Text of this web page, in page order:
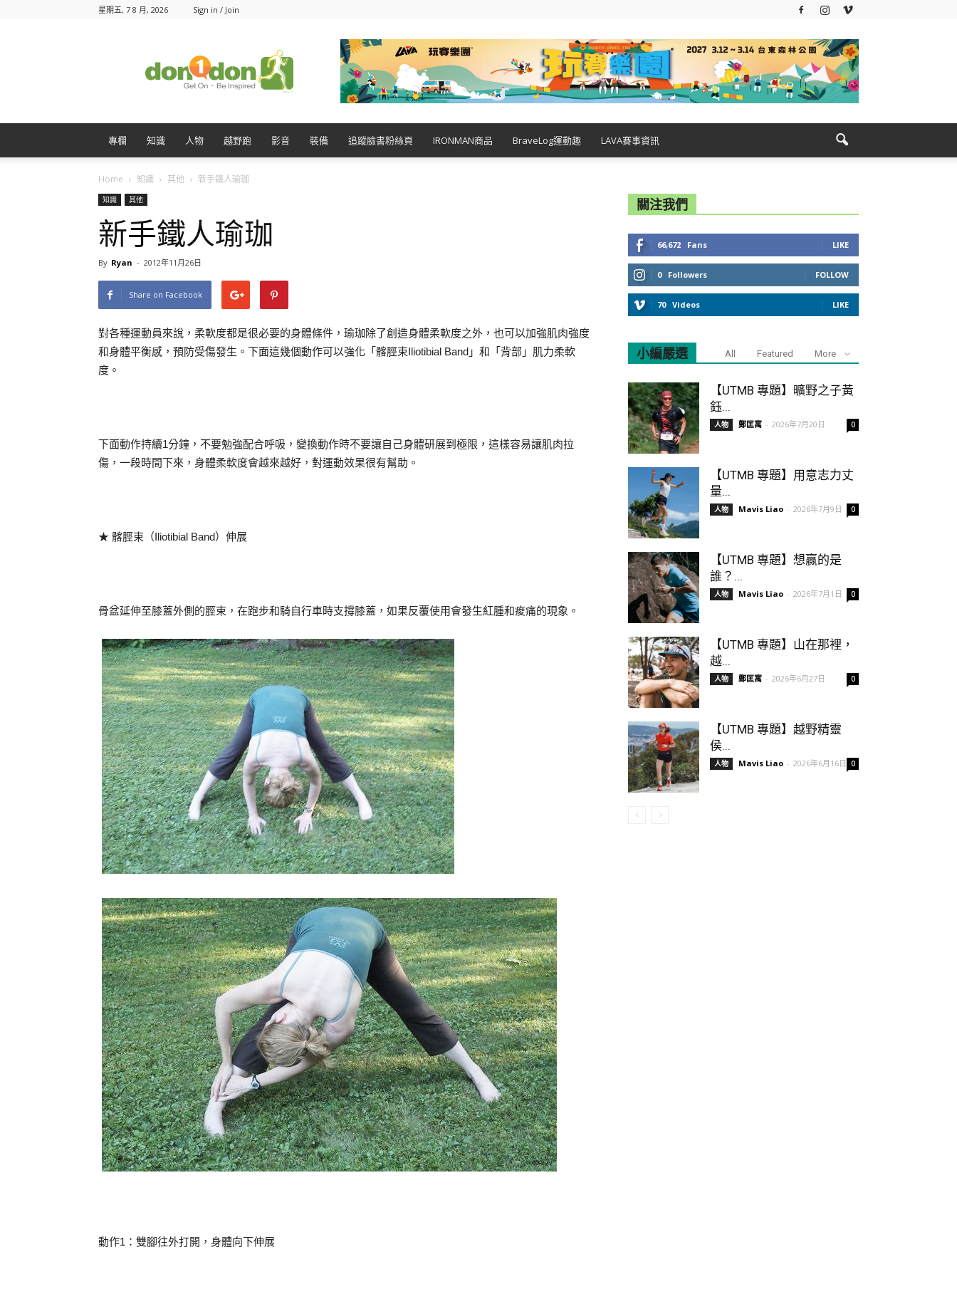
星期五, 7 8 月, 2026 Sign in / Join
專欄 知識 人物 越野跑 影音 裝備 追蹤臉書粉絲頁 IRONMAN商品 BraveLog運動趣 LAVA賽事資訊
Home 知識 其他 新手鐵人瑜珈
知識 其他
新手鐵人瑜珈
By Ryan - 2012年11月26日
Share on Facebook
對各種運動員來說，柔軟度都是很必要的身體條件，瑜珈除了創造身體柔軟度之外，也可以加強肌肉強度
和身體平衡感，預防受傷發生。下面這幾個動作可以強化「髂脛束Iliotibial Band」和「背部」肌力柔軟
度。
下面動作持續1分鐘，不要勉強配合呼吸，變換動作時不要讓自己身體研展到極限，這樣容易讓肌肉拉
傷，一段時間下來，身體柔軟度會越來越好，對運動效果很有幫助。
★ 髂脛束（Iliotibial Band）伸展
骨盆延伸至膝蓋外側的脛束，在跑步和騎自行車時支撐膝蓋，如果反覆使用會發生紅腫和痠痛的現象。
動作1：雙腳往外打開，身體向下伸展
關注我們
66,672 Fans LIKE
0 Followers FOLLOW
70 Videos LIKE
小編嚴選 All Featured More
【UTMB 專題】曠野之子黃
鈺...
人物 鄭匡寓 - 2026年7月20日 0
【UTMB 專題】用意志力丈
量...
人物 Mavis Liao - 2026年7月9日 0
【UTMB 專題】想贏的是
誰？...
人物 Mavis Liao - 2026年7月1日 0
【UTMB 專題】山在那裡，
越...
人物 鄭匡寓 - 2026年6月27日 0
【UTMB 專題】越野精靈
侯...
人物 Mavis Liao - 2026年6月16日 0